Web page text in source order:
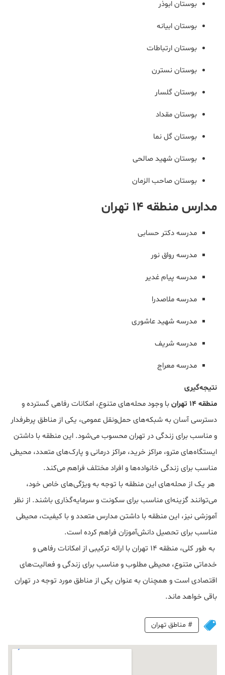
بوستان ابوذر
بوستان ابیانه
بوستان ارتباطات
بوستان نسترن
بوستان گلسار
بوستان مقداد
بوستان گل نما
بوستان شهید صالحی
بوستان صاحب الزمان
مدارس منطقه 14 تهران
مدرسه دکتر حسابی
مدرسه رواق نور
مدرسه پیام غدیر
مدرسه ملاصدرا
مدرسه شهید عاشوری
مدرسه شریف
مدرسه معراج
نتیجه‌گیری
منطقه 14 تهران
با وجود محله‌های متنوع، امکانات رفاهی گسترده و
دسترسی آسان به شبکه‌های حمل‌ونقل عمومی، یکی از مناطق پرطرفدار
و مناسب برای زندگی در تهران محسوب می‌شود. این منطقه با داشتن
ایستگاه‌های مترو، مراکز خرید، مراکز درمانی و پارک‌های متعدد، محیطی
مناسب برای زندگی خانواده‌ها و افراد مختلف فراهم می‌کند.
هر یک از محله‌های این منطقه با توجه به ویژگی‌های خاص خود،
می‌توانند گزینه‌ای مناسب برای سکونت و سرمایه‌گذاری باشند. از نظر
آموزشی نیز، این منطقه با داشتن مدارس متعدد و با کیفیت، محیطی
مناسب برای تحصیل دانش‌آموزان فراهم کرده است.
به طور کلی، منطقه 14 تهران با ارائه ترکیبی از امکانات رفاهی و
خدماتی متنوع، محیطی مطلوب و مناسب برای زندگی و فعالیت‌های
اقتصادی است و همچنان به عنوان یکی از مناطق مورد توجه در تهران
باقی خواهد ماند.
# مناطق تهران